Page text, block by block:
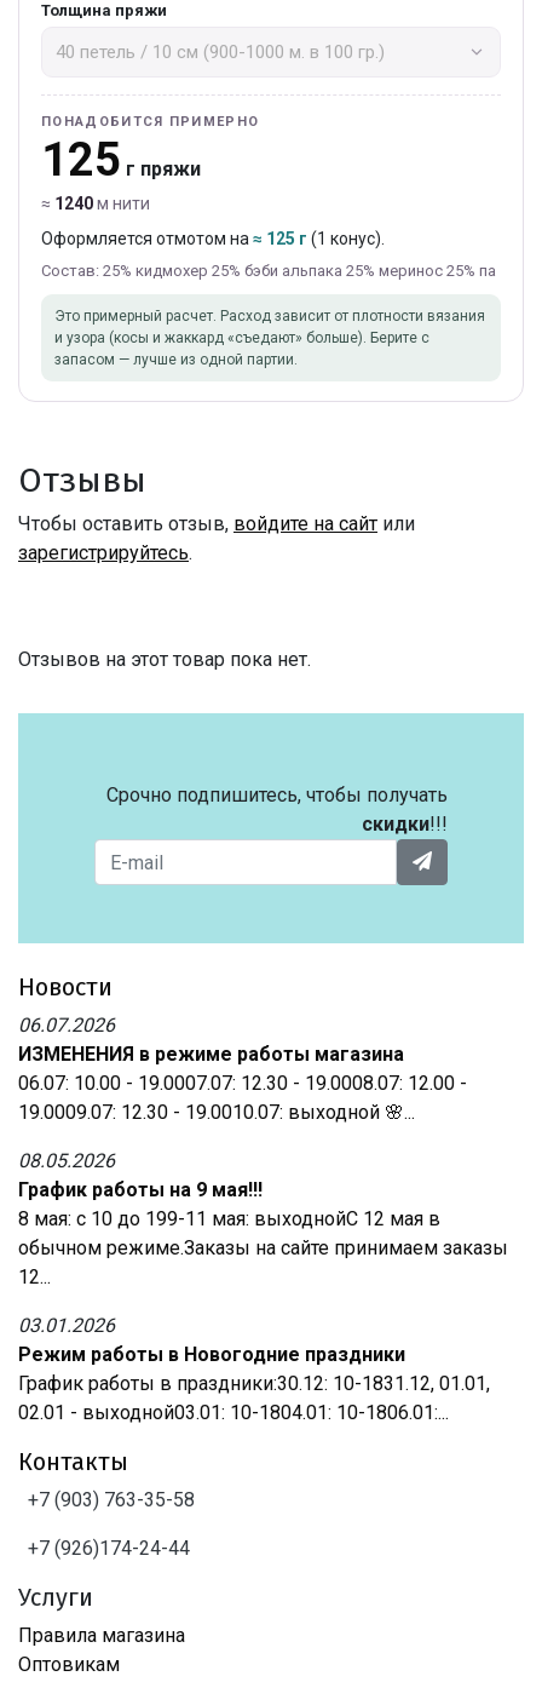
Толщина пряжи
ПОНАДОБИТСЯ ПРИМЕРНО
125 г пряжи
≈ 1240м нити
Оформляется отмотом на≈ 125 г (1 конус).
Состав: 25% кидмохер 25% бэби альпака 25% меринос 25% па
Это примерный расчет. Расход зависит от плотности вязания
и узора (косы и жаккард «съедают» больше). Берите с
запасом — лучше из одной партии.
Отзывы
Чтобы оставить отзыв, войдите на сайт или
зарегистрируйтесь.
Отзывов на этот товар пока нет.
Срочно подпишитесь, чтобы получать
скидки!!!
Новости
06.07.2026
ИЗМЕНЕНИЯ в режиме работы магазина
06.07: 10.00 - 19.0007.07: 12.30 - 19.0008.07: 12.00 -
19.0009.07: 12.30 - 19.0010.07: выходной 🌸...
08.05.2026
График работы на 9 мая!!!
8 мая: с 10 до 199-11 мая: выходнойС 12 мая в
обычном режиме.Заказы на сайте принимаем заказы
12...
03.01.2026
Режим работы в Новогодние праздники
График работы в праздники:30.12: 10-1831.12, 01.01,
02.01 - выходной03.01: 10-1804.01: 10-1806.01:...
Контакты
+7 (903) 763-35-58
+7 (926)174-24-44
Услуги
Правила магазина
Оптовикам